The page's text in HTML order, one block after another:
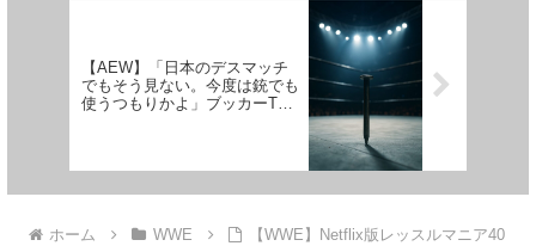
【AEW】「日本のデスマッチ
でもそう見ない。今度は銃でも
使うつもりかよ」ブッカーTが
ホーム WWE
【WWE】Netflix版レッスルマニア40